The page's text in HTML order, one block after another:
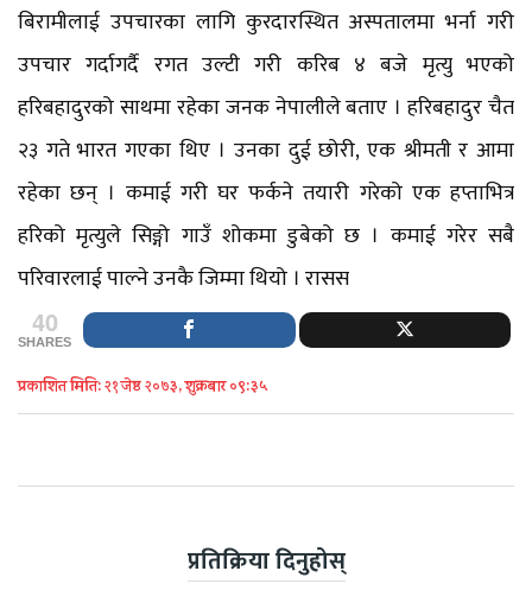
बिरामीलाई उपचारका लागि कुरदारस्थित अस्पतालमा भर्ना गरी
उपचार गर्दागर्दै रगत उल्टी गरी करिब ४ बजे मृत्यु भएको
हरिबहादुरको साथमा रहेका जनक नेपालीले बताए । हरिबहादुर चैत
२३ गते भारत गएका थिए । उनका दुई छोरी, एक श्रीमती र आमा
रहेका छन् । कमाई गरी घर फर्कने तयारी गरेको एक हप्ताभित्र
हरिको मृत्युले सिङ्गो गाउँ शोकमा डुबेको छ । कमाई गरेर सबै
परिवारलाई पाल्ने उनकै जिम्मा थियो । रासस
40
SHARES
प्रकाशित मिति: २१ जेष्ठ २०७३, शुक्रबार ०९:३५
प्रतिक्रिया दिनुहोस्